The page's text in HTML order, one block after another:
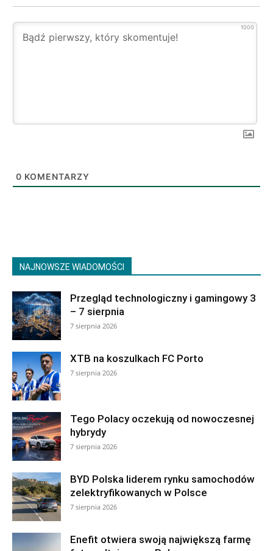
1000
0 KOMENTARZY
NAJNOWSZE WIADOMOŚCI
Przegląd technologiczny i gamingowy 3
– 7 sierpnia
7 sierpnia 2026
XTB na koszulkach FC Porto
7 sierpnia 2026
Tego Polacy oczekują od nowoczesnej
hybrydy
7 sierpnia 2026
BYD Polska liderem rynku samochodów
zelektryfikowanych w Polsce
7 sierpnia 2026
Enefit otwiera swoją największą farmę